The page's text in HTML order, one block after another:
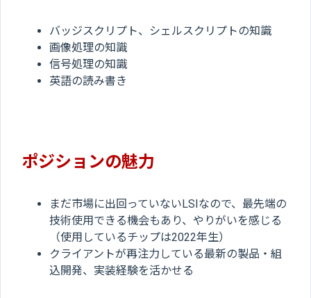
バッジスクリプト、シェルスクリプトの知識
画像処理の知識
信号処理の知識
英語の読み書き
ポジションの魅力
まだ市場に出回っていないLSIなので、最先端の
技術使用できる機会もあり、やりがいを感じる
（使用しているチップは2022年生）
クライアントが再注力している最新の製品・組
込開発、実装経験を活かせる